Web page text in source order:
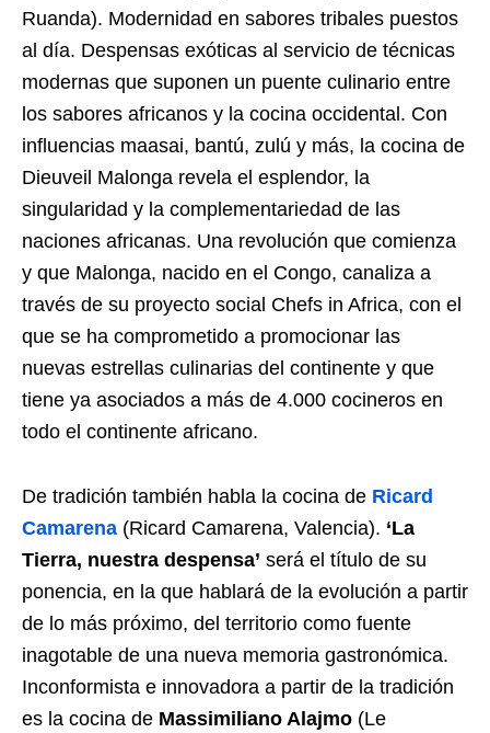
Ruanda). Modernidad en sabores tribales puestos
al día. Despensas exóticas al servicio de técnicas
modernas que suponen un puente culinario entre
los sabores africanos y la cocina occidental. Con
influencias maasai, bantú, zulú y más, la cocina de
Dieuveil Malonga revela el esplendor, la
singularidad y la complementariedad de las
naciones africanas. Una revolución que comienza
y que Malonga, nacido en el Congo, canaliza a
través de su proyecto social Chefs in Africa, con el
que se ha comprometido a promocionar las
nuevas estrellas culinarias del continente y que
tiene ya asociados a más de 4.000 cocineros en
todo el continente africano.
De tradición también habla la cocina de Ricard
Camarena (Ricard Camarena, Valencia). ‘La
Tierra, nuestra despensa’ será el título de su
ponencia, en la que hablará de la evolución a partir
de lo más próximo, del territorio como fuente
inagotable de una nueva memoria gastronómica.
Inconformista e innovadora a partir de la tradición
es la cocina de Massimiliano Alajmo (Le